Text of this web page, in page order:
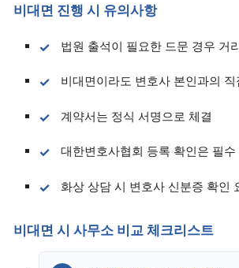
비대면 진행 시 유의사항
법원 출석이 필요한 드문 경우 거
비대면이라도 변호사 본인과의 직
계약서는 정식 서명으로 체결
대한변호사협회 등록 확인은 필수
화상 상담 시 변호사 신분증 확인
비대면 시 사무소 비교 체크리스트